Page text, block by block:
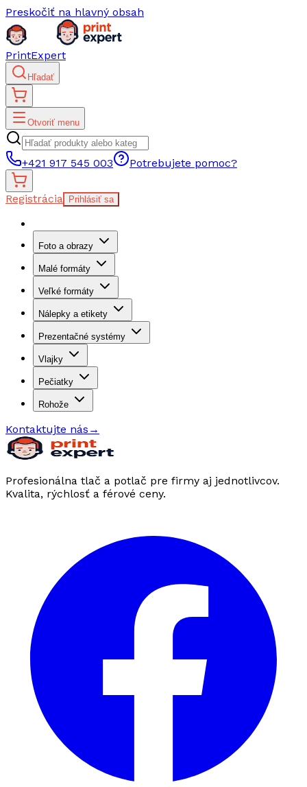
Preskočiť na hlavný obsah
PrintExpert
Hľadať
Otvoriť menu
+421 917 545 003 Potrebujete pomoc?
Registrácia Prihlásiť sa
Foto a obrazy
Malé formáty
Veľké formáty
Nálepky a etikety
Prezentačné systémy
Vlajky
Pečiatky
Rohože
Kontaktujte nás →
Profesionálna tlač a potlač pre firmy aj jednotlivcov.
Kvalita, rýchlosť a férové ceny.